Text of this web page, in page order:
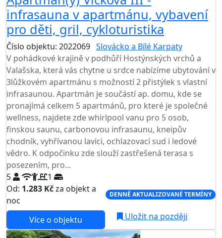
infrasauna v apartmánu, vybavení
pro děti, gril, cykloturistika
Číslo objektu: 2022069 Slovácko a Bílé Karpaty
V pohádkové krajině v podhůří Hostýnských vrchů a
Valašska, která vás chytne u srdce nabízíme ubytování v
3lůžkovém apartmánu s možností 2 přistýlek s vlastní
infrasaunou. Apartmán je součástí ap. domu, kde se
pronajímá celkem 5 apartmánů, pro které je společné
wellness, najdete zde whirlpool vanu pro 5 osob,
finskou saunu, carbonovou infrasaunu, kneipův
chodník, vyhřívanou lavici, ochlazovací sud i ledové
vědro. K odpočinku zde slouží zastřešená terasa s
posezením, pro...
5
1
Od: 1.283 Kčza objekt a
noc
DENNĚ AKTUALIZOVANÉ TERMÍNY
Více o objektu Uložit na později